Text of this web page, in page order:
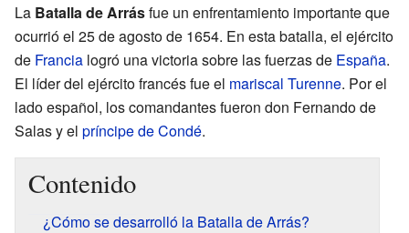
La Batalla de Arrásfue un enfrentamiento importante que
ocurrió el 25 de agosto de 1654. En esta batalla, el ejército
de Francia logró una victoria sobre las fuerzas de España.
El líder del ejército francés fue el mariscal Turenne. Por el
lado español, los comandantes fueron don Fernando de
Salas y el príncipe de Condé.
Contenido
¿Cómo se desarrolló la Batalla de Arrás?